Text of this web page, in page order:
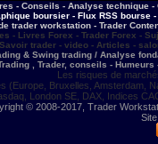
- Conseils - Analyse technique
boursier - Flux RSS bourse
trader workstation - Trader
- Livres Forex - Trader Forex -
Savoir trader - video - Articles -
& Swing trading / Analyse
, Trader, conseils -
Les risques de
(Europe, Bruxelles, Amsterdam,
London SE, DAX, Indices
© 2008-2017, Trader